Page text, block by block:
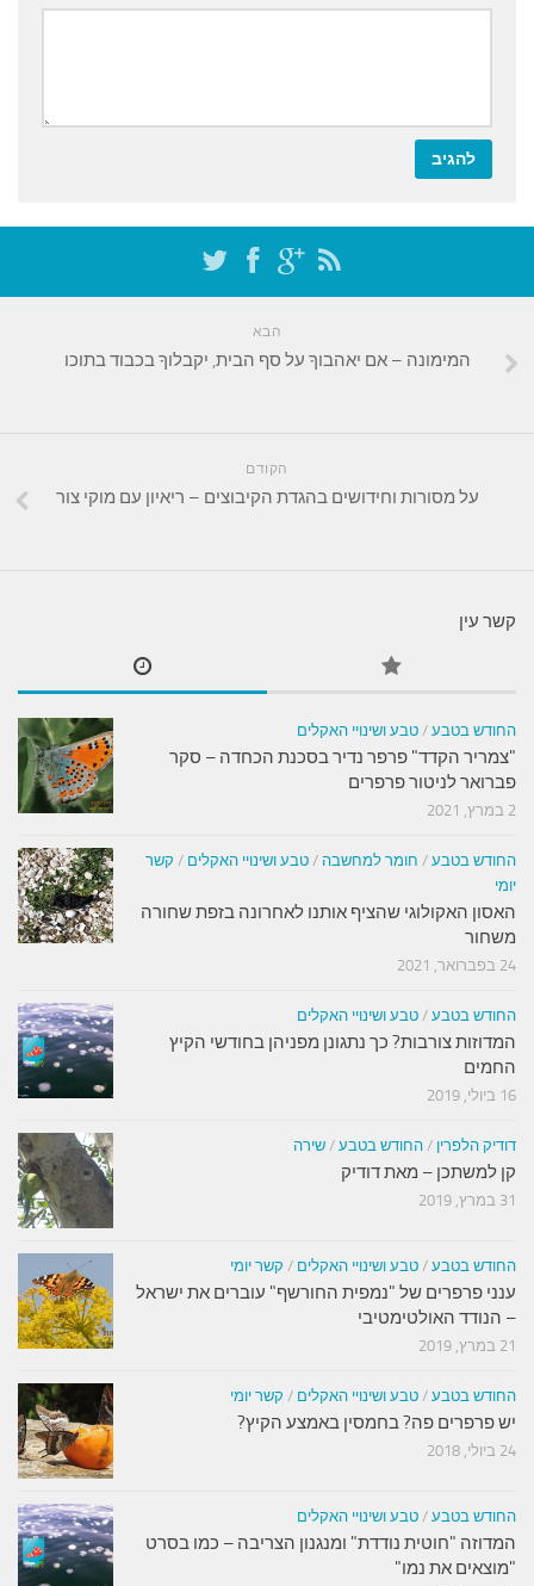
הבא
המימונה – אם יאהבוךָ על סף הבית, יקבלוךָ בכבוד בתוכו
הקודם
על מסורות וחידושים בהגדת הקיבוצים – ריאיון עם מוקי צור
קשר עין
החודש בטבע / טבע ושינויי האקלים
"צמריר הקדד" פרפר נדיר בסכנת הכחדה – סקר
פברואר לניטור פרפרים
2 במרץ, 2021
החודש בטבע / חומר למחשבה / טבע ושינויי האקלים / קשר
יומי
האסון האקולוגי שהציף אותנו לאחרונה בזפת שחורה
משחור
24 בפברואר, 2021
החודש בטבע / טבע ושינויי האקלים
המדוזות צורבות? כך נתגונן מפניהן בחודשי הקיץ
החמים
16 ביולי, 2019
דודיק הלפרין / החודש בטבע / שירה
קן למשתכן – מאת דודיק
31 במרץ, 2019
החודש בטבע / טבע ושינויי האקלים / קשר יומי
ענני פרפרים של "נמפית החורשף" עוברים את ישראל
– הנודד האולטימטיבי
21 במרץ, 2019
החודש בטבע / טבע ושינויי האקלים / קשר יומי
יש פרפרים פה? בחמסין באמצע הקיץ?
24 ביולי, 2018
החודש בטבע / טבע ושינויי האקלים
המדוזה "חוטית נודדת" ומנגנון הצריבה – כמו בסרט
"מוצאים את נמו"